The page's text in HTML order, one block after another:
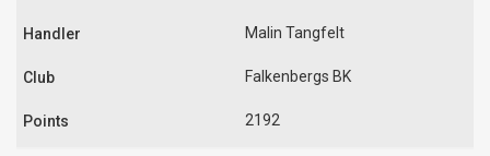
Malin Tangfelt
Falkenbergs BK
2192